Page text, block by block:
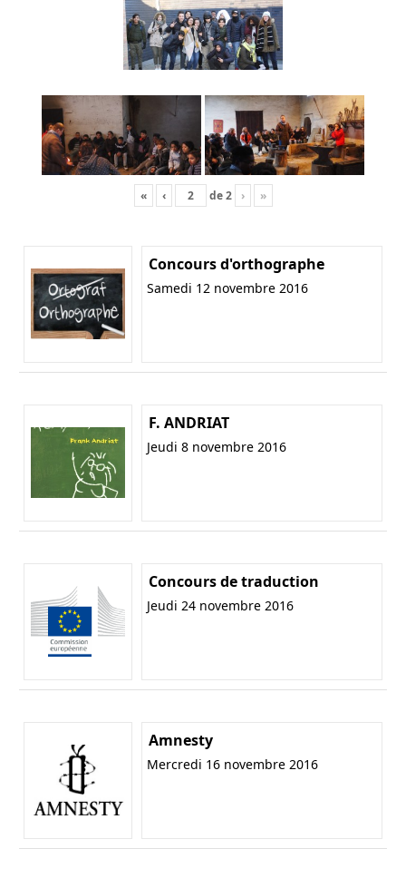
« ‹ de2 › »
Concours d'orthographe
Samedi 12 novembre 2016
F. ANDRIAT
Jeudi 8 novembre 2016
Concours de traduction
Jeudi 24 novembre 2016
Amnesty
Mercredi 16 novembre 2016